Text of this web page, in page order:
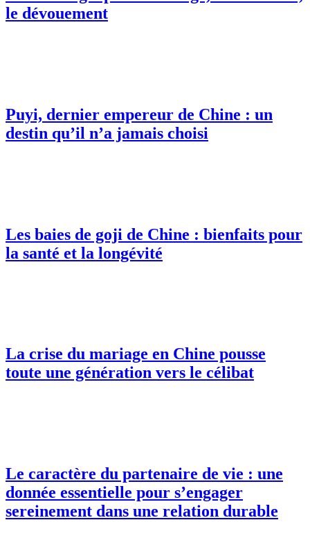
le dévouement
Puyi, dernier empereur de Chine : un
destin qu’il n’a jamais choisi
Les baies de goji de Chine : bienfaits pour
la santé et la longévité
La crise du mariage en Chine pousse
toute une génération vers le célibat
Le caractère du partenaire de vie : une
donnée essentielle pour s’engager
sereinement dans une relation durable